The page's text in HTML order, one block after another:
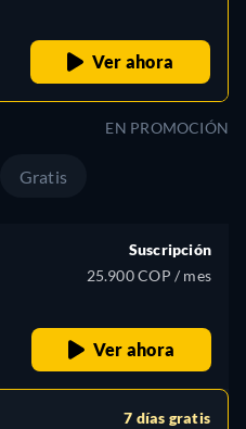
Ver ahora
EN PROMOCIÓN
Gratis
Suscripción
25.900 COP / mes
Ver ahora
7 días gratis